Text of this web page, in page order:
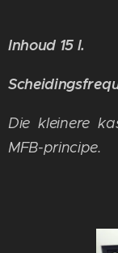
Inhoud 15 l.
Die kleinere
MFB-